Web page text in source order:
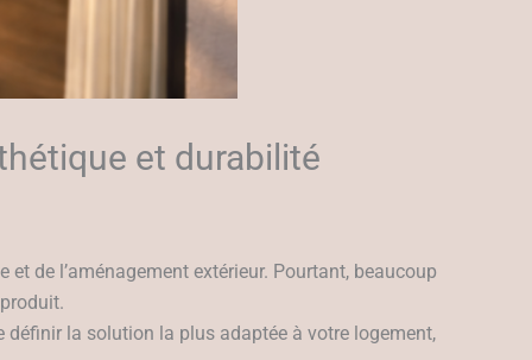
et durabilité
de l’aménagement extérieur. Pourtant, beaucoup
définir la solution la plus adaptée à votre logement,